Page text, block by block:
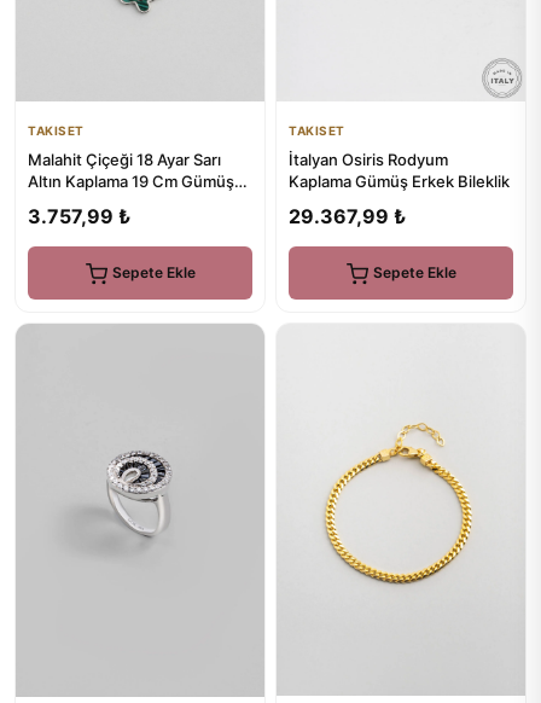
TAKISET
Malahit Çiçeği 18 Ayar Sarı
Altın Kaplama 19 Cm Gümüş
3.757,99 ₺
Sepete Ekle
TAKISET
İtalyan Osiris Rodyum
Kaplama Gümüş Erkek Bileklik
29.367,99 ₺
Sepete Ekle